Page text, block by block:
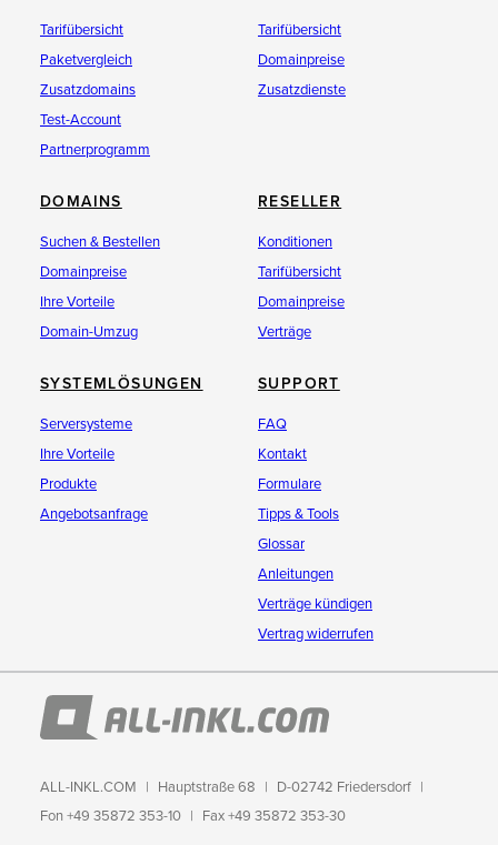
Tarifübersicht
Paketvergleich
Zusatzdomains
Test-Account
Partnerprogramm
Tarifübersicht
Domainpreise
Zusatzdienste
DOMAINS
Suchen & Bestellen
Domainpreise
Ihre Vorteile
Domain-Umzug
RESELLER
Konditionen
Tarifübersicht
Domainpreise
Verträge
SYSTEMLÖSUNGEN
Serversysteme
Ihre Vorteile
Produkte
Angebotsanfrage
SUPPORT
FAQ
Kontakt
Formulare
Tipps & Tools
Glossar
Anleitungen
Verträge kündigen
Vertrag widerrufen
ALL-INKL.COM Hauptstraße 68
D-02742 Friedersdorf
Fon +49 35872 353-10
Fax +49 35872 353-30